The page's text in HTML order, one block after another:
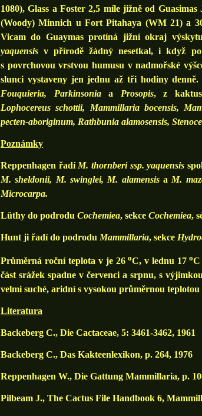
1080), Glass a Foster 2,5 míle jižně od
(Woody) Minnich u Fort Pitahaya (WM 21) a
Vicam do Guaymas protíná jižní okraj
yaquensis v přírodě žádný nesetkal, i když
s povrchovou vrstvou humusu v nadmořské
slunci vystaveny jen jednu až tři hodiny
Fouquieria, Parkinsonia a Prosopis, z
Lophocereus schottii, Mammillaria bocensis,
pecten-aboriginum, Rathbunia alamosensis,
Poznámky
Reppenhagen řadí M. thornberi ssp. yaquensis
M. sheldonii, M. swinglei, M. alamensis a M.
Microcarpa.
Lüthy do podrodu Cochemiea, sekce Cochemiea,
Hunt ji řadí do podrodu Mammillaria, sekce
Průměrná roční teplota v je 26oC, v lednu 17 oC
část srážek spadne v červenci a srpnu, s
velmi suché, aridní s vysokou průměrnou
Literatura
Backeberg C., Die Cactaceae, 5: 3461-3462, 1961
Backeberg C., Das Kakteenlexikon, p. 264, 1976
Reppenhagen W., Die Gattung Mammillaria, p.
Pilbeam J., The Cactus File Handbook 6,